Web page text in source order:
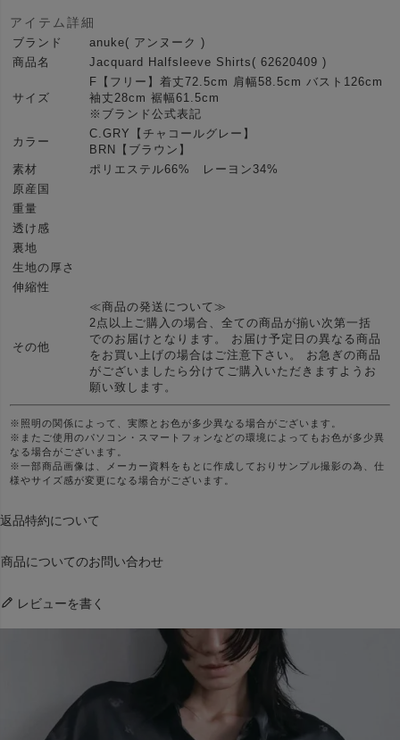
アイテム詳細
ブランド
anuke( アンヌーク )
商品名
Jacquard Halfsleeve Shirts( 62620409 )
サイズ
F【フリー】着丈72.5cm 肩幅58.5cm バスト126cm
袖丈28cm 裾幅61.5cm
※ブランド公式表記
カラー
C.GRY【チャコールグレー】
BRN【ブラウン】
素材
ポリエステル66% レーヨン34%
原産国
重量
透け感
裏地
生地の厚さ
伸縮性
その他
≪商品の発送について≫
2点以上ご購入の場合、全ての商品が揃い次第一括
でのお届けとなります。 お届け予定日の異なる商品
をお買い上げの場合はご注意下さい。 お急ぎの商品
がございましたら分けてご購入いただきますようお
願い致します。
※照明の関係によって、実際とお色が多少異なる場合がございます。
※またご使用のパソコン・スマートフォンなどの環境によってもお色が多少異
なる場合がございます。
※一部商品画像は、メーカー資料をもとに作成しておりサンプル撮影の為、仕
様やサイズ感が変更になる場合がございます。
返品特約について
商品についてのお問い合わせ
レビューを書く